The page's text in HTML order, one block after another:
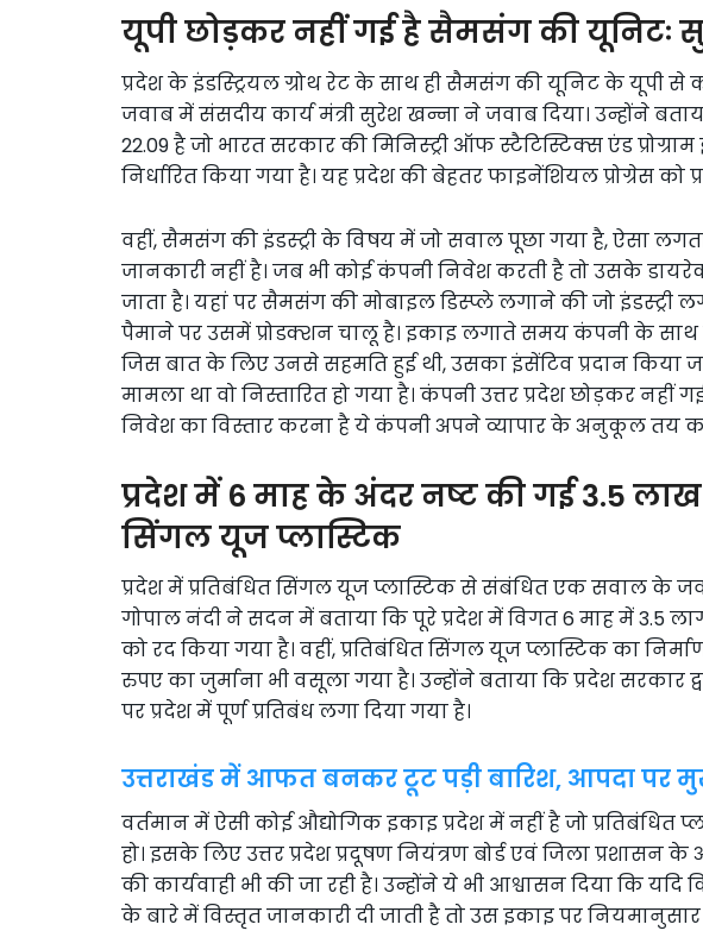
यूपी छोड़कर नहीं गई है सैमसंग की यूनिटः
प्रदेश के इंडस्ट्रियल ग्रोथ रेट के साथ ही सैमसंग की यूनिट के यूपी
जवाब में संसदीय कार्य मंत्री सुरेश खन्ना ने जवाब दिया। उन्होंने
22.09 है जो भारत सरकार की मिनिस्ट्री ऑफ स्टैटिस्टिक्स एंड
निर्धारित किया गया है। यह प्रदेश की बेहतर फाइनेंशियल प्रोग्रेस को
वहीं, सैमसंग की इंडस्ट्री के विषय में जो सवाल पूछा गया है, ऐसा
जानकारी नहीं है। जब भी कोई कंपनी निवेश करती है तो उसके
जाता है। यहां पर सैमसंग की मोबाइल डिस्प्ले लगाने की जो
पैमाने पर उसमें प्रोडक्शन चालू है। इकाइ लगाते समय कंपनी के
जिस बात के लिए उनसे सहमति हुई थी, उसका इंसेंटिव प्रदान किया
मामला था वो निस्तारित हो गया है। कंपनी उत्तर प्रदेश छोड़कर
निवेश का विस्तार करना है ये कंपनी अपने व्यापार के अनुकूल तय
प्रदेश में 6 माह के अंदर नष्ट की गई 3.5 लाख
सिंगल यूज प्लास्टिक
प्रदेश में प्रतिबंधित सिंगल यूज प्लास्टिक से संबंधित एक सवाल के
गोपाल नंदी ने सदन में बताया कि पूरे प्रदेश में विगत 6 माह में 3.5
को रद किया गया है। वहीं, प्रतिबंधित सिंगल यूज प्लास्टिक का
रुपए का जुर्माना भी वसूला गया है। उन्होंने बताया कि प्रदेश सरकार
पर प्रदेश में पूर्ण प्रतिबंध लगा दिया गया है।
उत्तराखंड में आफत बनकर टूट पड़ी बारिश, आपदा पर
वर्तमान में ऐसी कोई औद्योगिक इकाइ प्रदेश में नहीं है जो प्रतिबंधित
हो। इसके लिए उत्तर प्रदेश प्रदूषण नियंत्रण बोर्ड एवं जिला प्रशासन के
की कार्यवाही भी की जा रही है। उन्होंने ये भी आश्वासन दिया कि
के बारे में विस्तृत जानकारी दी जाती है तो उस इकाइ पर नियमानुसार